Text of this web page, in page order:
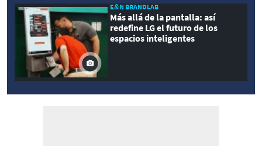
E&N BRANDLAB
Más allá de la pantalla: así
redefine LG el futuro de los
espacios inteligentes